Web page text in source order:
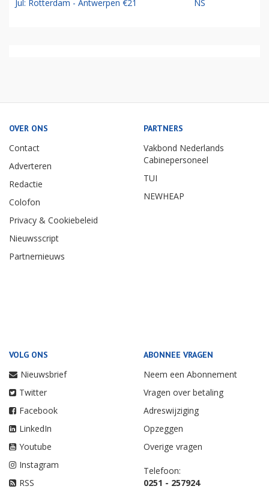
Jul: Rotterdam - Antwerpen €21 NS
OVER ONS
Contact
Adverteren
Redactie
Colofon
Privacy & Cookiebeleid
Nieuwsscript
Partnernieuws
PARTNERS
Vakbond Nederlands
Cabinepersoneel
TUI
NEWHEAP
VOLG ONS
Nieuwsbrief
Twitter
Facebook
LinkedIn
Youtube
Instagram
RSS
ABONNEE VRAGEN
Neem een Abonnement
Vragen over betaling
Adreswijziging
Opzeggen
Overige vragen
Telefoon:
0251 - 257924